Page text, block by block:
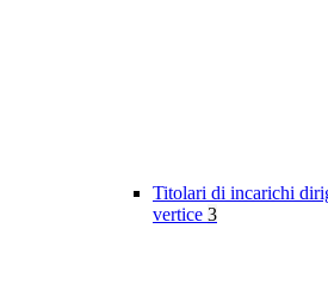
Titolari di incarichi
vertice 3